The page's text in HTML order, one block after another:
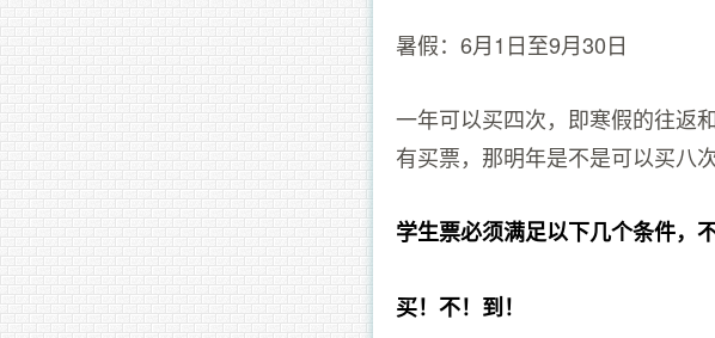
暑假：6月1日至9月30日
一年可以买四次，即寒假的往返
有买票，那明年是不是可以买八
学生票必须满足以下几个条件，
买！不！到！